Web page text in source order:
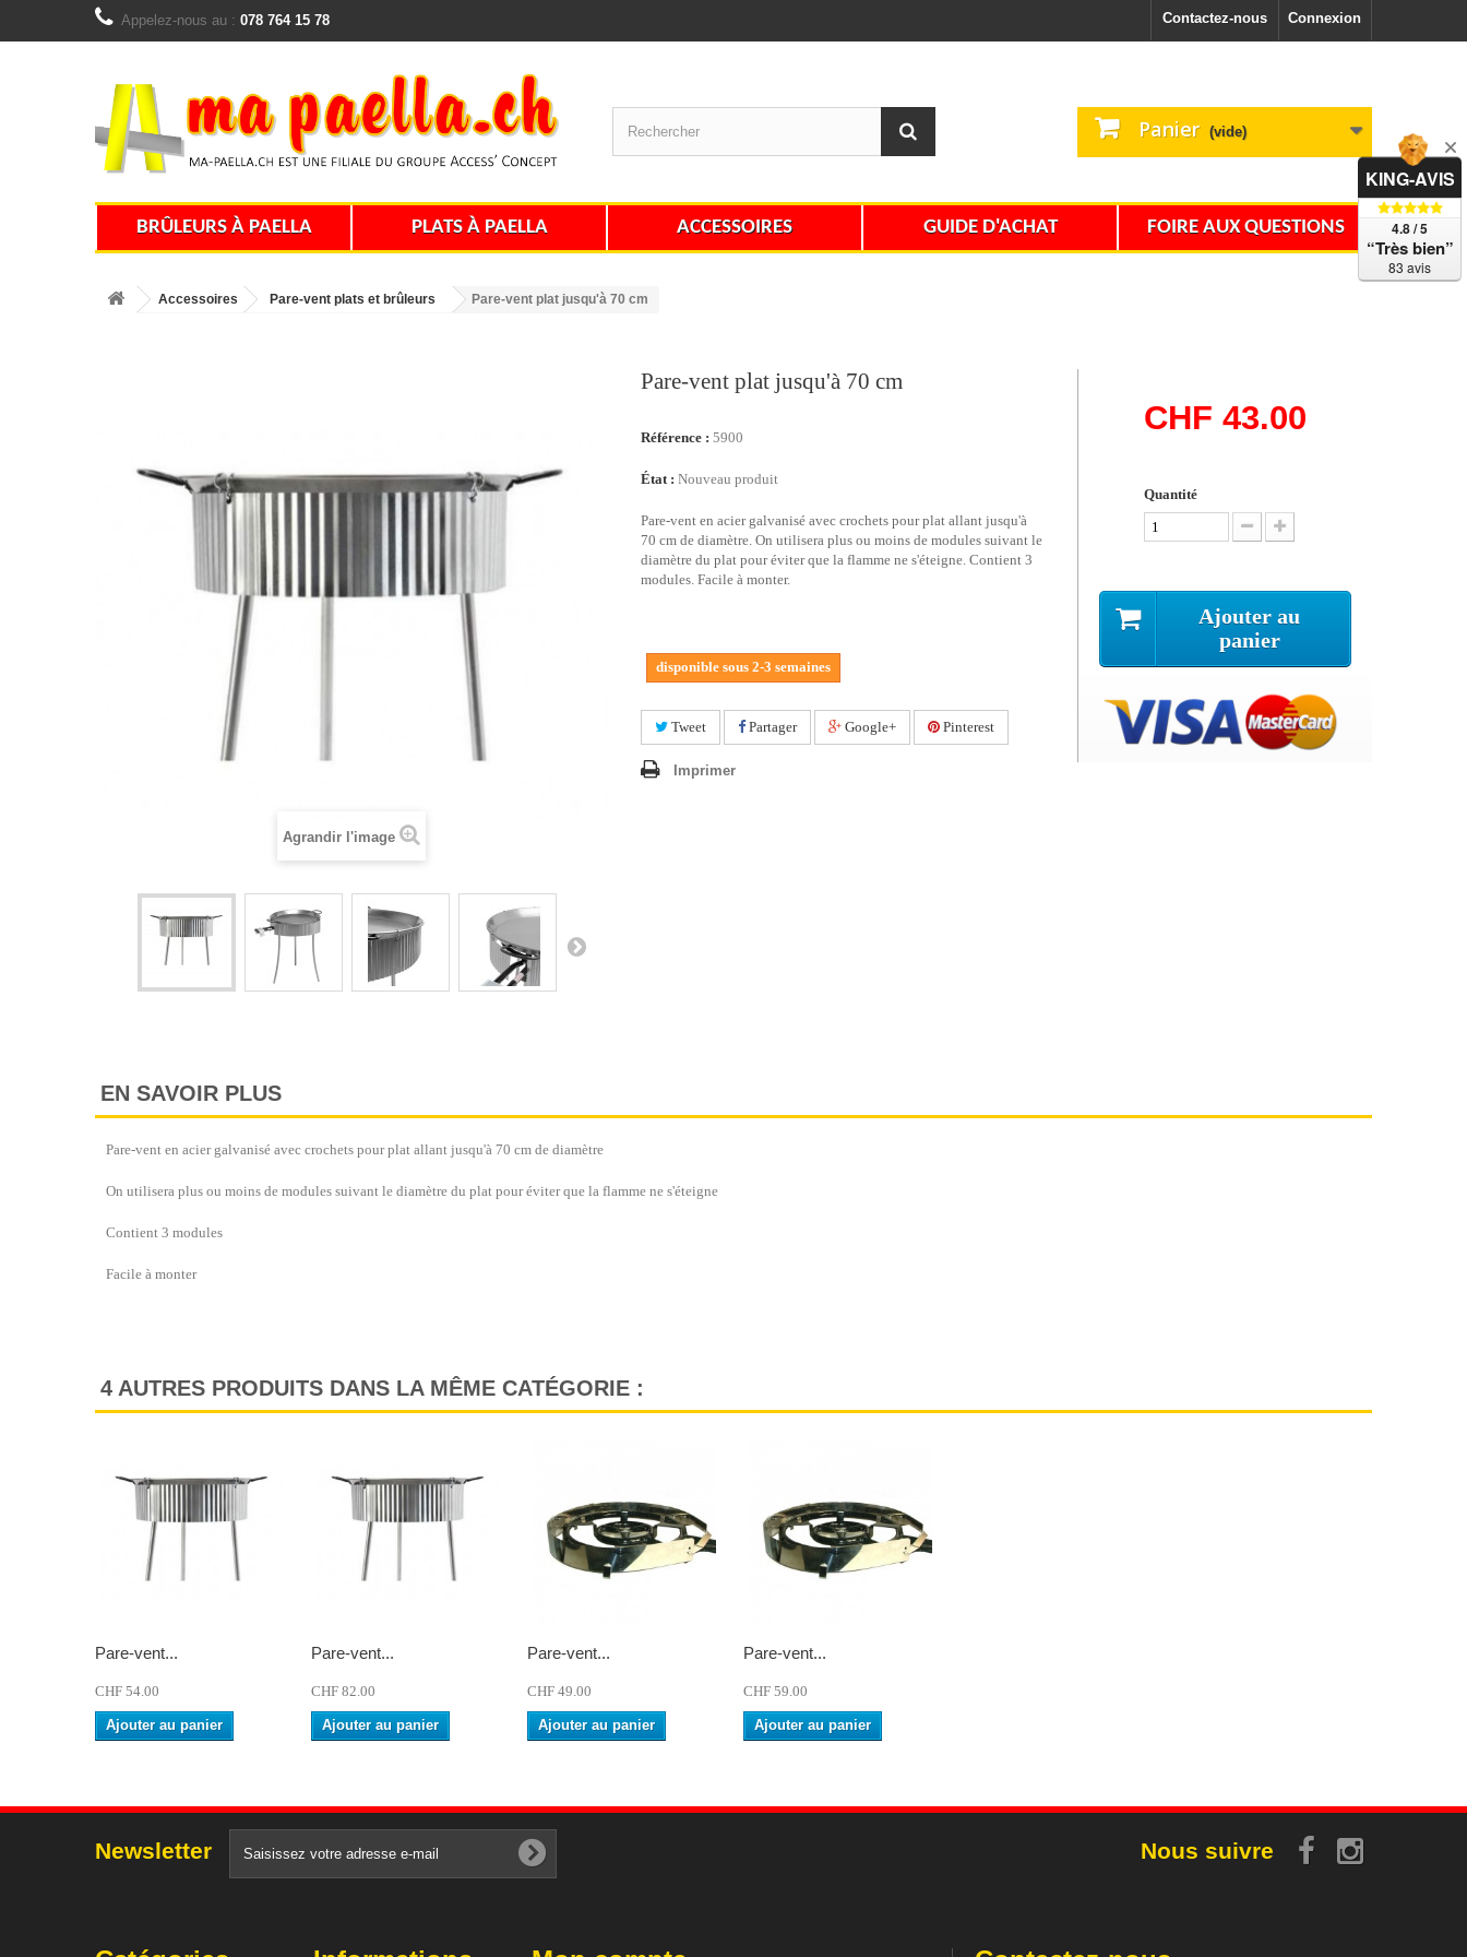
Connexion
Contactez-nous
Appelez-nous au : 078 764 15 78
Panier (vide)
BRÛLEURS À PAELLA PLATS À PAELLA ACCESSOIRES GUIDE D'ACHAT FOIRE AUX QUESTIONS
Accessoires Pare-vent plats et brûleurs Pare-vent plat jusqu'à 70 cm
Agrandir l'image
Pare-vent plat jusqu'à 70 cm
Référence : 5900
État : Nouveau produit
Pare-vent en acier galvanisé avec crochets pour plat allant jusqu'à
70 cm de diamètre. On utilisera plus ou moins de modules suivant le
diamètre du plat pour éviter que la flamme ne s'éteigne. Contient 3
modules. Facile à monter.
disponible sous 2-3 semaines
Tweet Partager Google+ Pinterest
Imprimer
CHF 43.00
Quantité
Ajouter au
panier
EN SAVOIR PLUS
Pare-vent en acier galvanisé avec crochets pour plat allant jusqu'à 70 cm de diamètre
On utilisera plus ou moins de modules suivant le diamètre du plat pour éviter que la flamme ne s'éteigne
Contient 3 modules
Facile à monter
4 AUTRES PRODUITS DANS LA MÊME CATÉGORIE :
Pare-vent...
CHF 54.00
Ajouter au panier
Pare-vent...
CHF 82.00
Ajouter au panier
Pare-vent...
CHF 49.00
Ajouter au panier
Pare-vent...
CHF 59.00
Ajouter au panier
Newsletter Nous suivre
KING-AVIS
4.8 / 5
“Très bien”
83 avis